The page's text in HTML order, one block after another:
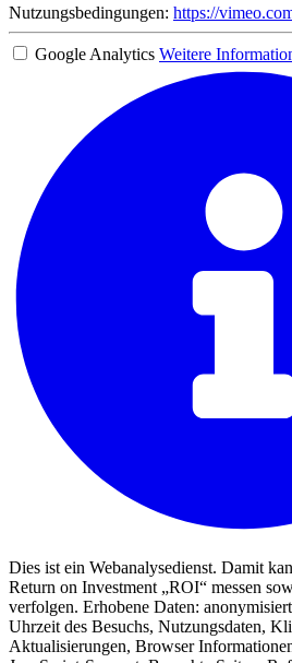
Nutzungsbedingungen: https://
Google Analytics Weitere
Dies ist ein Webanalysedienst. Damit
Return on Investment „ROI“ messen
verfolgen. Erhobene Daten:
Uhrzeit des Besuchs, Nutzungsdaten,
Aktualisierungen, Browser